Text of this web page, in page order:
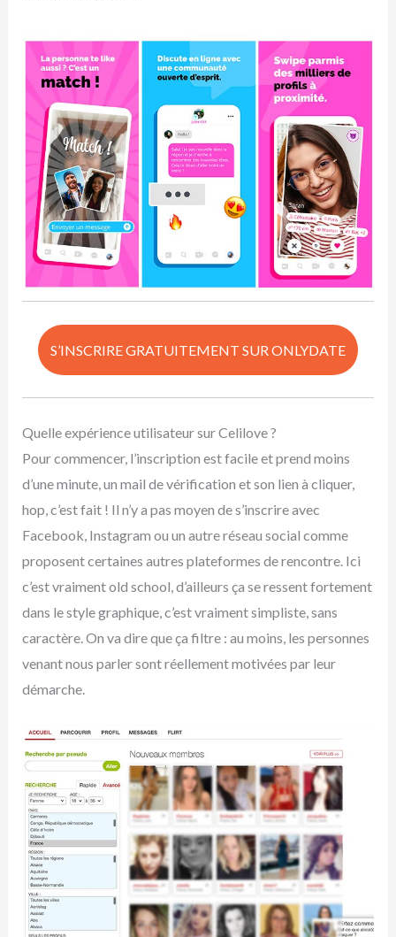
S’INSCRIRE GRATUITEMENT SUR ONLYDATE
Quelle expérience utilisateur sur Celilove ?
Pour commencer, l’inscription est facile et prend moins
d’une minute, un mail de vérification et son lien à cliquer,
hop, c’est fait ! Il n’y a pas moyen de s’inscrire avec
Facebook, Instagram ou un autre réseau social comme
proposent certaines autres plateformes de rencontre. Ici
c’est vraiment old school, d’ailleurs ça se ressent fortement
dans le style graphique, c’est vraiment simpliste, sans
caractère. On va dire que ça filtre : au moins, les personnes
venant nous parler sont réellement motivées par leur
démarche.